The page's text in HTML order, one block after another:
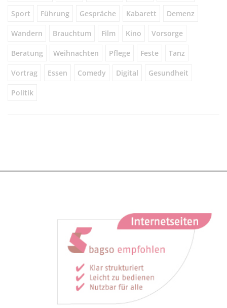
Sport Führung Gespräche Kabarett Demenz
Wandern Brauchtum Film Kino Vorsorge
Beratung Weihnachten Pflege Feste Tanz
Vortrag Essen Comedy Digital Gesundheit
Politik